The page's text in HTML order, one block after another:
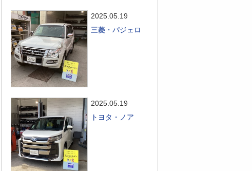
2025.05.19
三菱・パジェロ
2025.05.19
トヨタ・ノア